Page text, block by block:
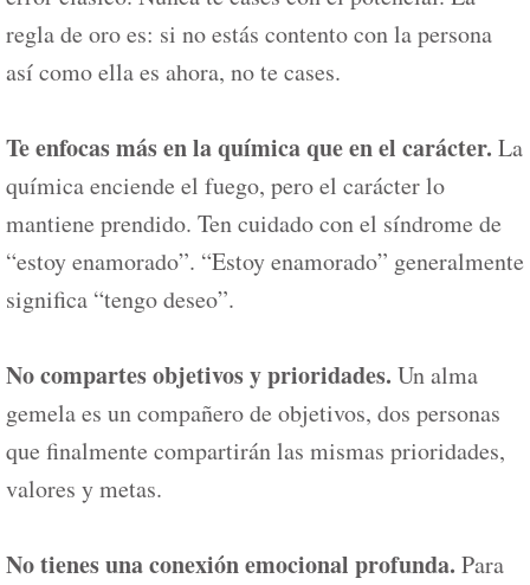
regla de oro es: si no estás contento con la persona
así como ella es ahora, no te cases.
Te enfocas más en la química que en el carácter. La
química enciende el fuego, pero el carácter lo
mantiene prendido. Ten cuidado con el síndrome de
“estoy enamorado”. “Estoy enamorado” generalmente
significa “tengo deseo”.
No compartes objetivos y prioridades. Un alma
gemela es un compañero de objetivos, dos personas
que finalmente compartirán las mismas prioridades,
valores y metas.
No tienes una conexión emocional profunda. Para